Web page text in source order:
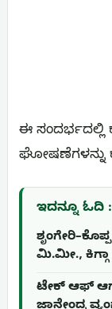
ಈ ಸಂದರ್ಭದಲ್ಲಿ
ಘೋಷಣೆಗಳನ್ನು
ಇದನ್ನೂ ಓದಿ :
ಮಿ.ಮೀ.,
ಟೇಕ್ ಆಫ್